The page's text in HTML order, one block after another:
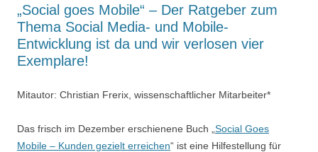
„Social goes Mobile“ – Der Ratgeber zum
Thema Social Media- und Mobile-
Entwicklung ist da und wir verlosen vier
Exemplare!
Mitautor: Christian Frerix, wissenschaftlicher Mitarbeiter*
Das frisch im Dezember erschienene Buch „ Social Goes
Mobile – Kunden gezielt erreichen“ ist eine Hilfestellung für